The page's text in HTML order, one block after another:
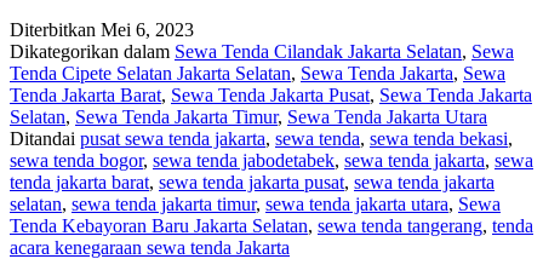
Diterbitkan Mei 6, 2023
Dikategorikan dalam Sewa Tenda Cilandak Jakarta Selatan, Sewa
Tenda Cipete Selatan Jakarta Selatan, Sewa Tenda Jakarta, Sewa
Tenda Jakarta Barat, Sewa Tenda Jakarta Pusat, Sewa Tenda Jakarta
Selatan, Sewa Tenda Jakarta Timur, Sewa Tenda Jakarta Utara
Ditandai pusat sewa tenda jakarta, sewa tenda, sewa tenda bekasi,
sewa tenda bogor, sewa tenda jabodetabek, sewa tenda jakarta, sewa
tenda jakarta barat, sewa tenda jakarta pusat, sewa tenda jakarta
selatan, sewa tenda jakarta timur, sewa tenda jakarta utara, Sewa
Tenda Kebayoran Baru Jakarta Selatan, sewa tenda tangerang, tenda
acara kenegaraan sewa tenda Jakarta